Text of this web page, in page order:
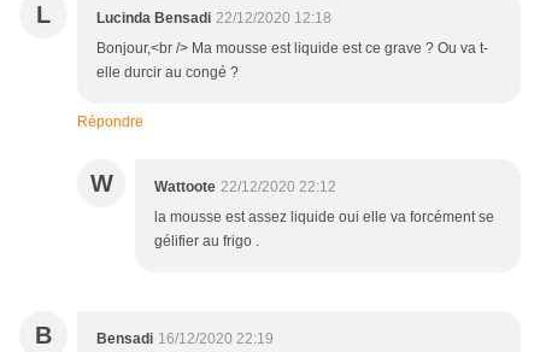
L Lucinda Bensadi 22/12/2020 12:18
Bonjour,<br /> Ma mousse est liquide est ce grave ? Ou va t-
elle durcir au congé ?
Répondre
W Wattoote 22/12/2020 22:12
la mousse est assez liquide oui elle va forcément se
gélifier au frigo .
B Bensadi 16/12/2020 22:19